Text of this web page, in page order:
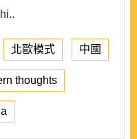
北歐模式 中國
thoughts